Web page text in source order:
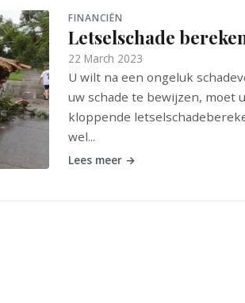
FINANCIËN
Letselschade
22 March 2023
U wilt na een ongeluk
uw schade te bewijzen, moet
kloppende
wel...
Lees meer →